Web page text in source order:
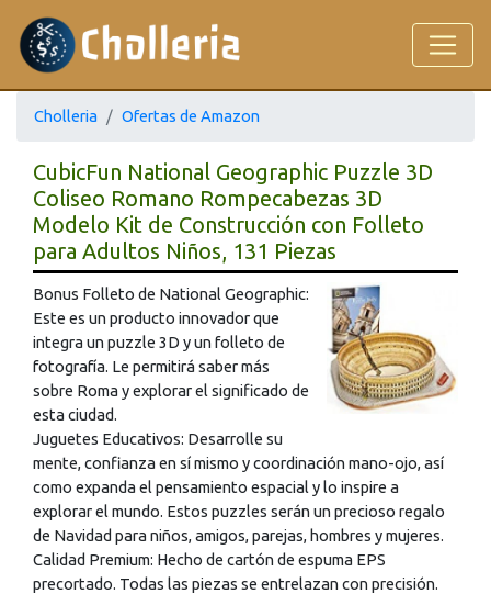
Cholleria Ofertas de Amazon
CubicFun National Geographic Puzzle 3D
Coliseo Romano Rompecabezas 3D
Modelo Kit de Construcción con Folleto
para Adultos Niños, 131 Piezas
Bonus Folleto de National Geographic:
Este es un producto innovador que
integra un puzzle 3D y un folleto de
fotografía. Le permitirá saber más
sobre Roma y explorar el significado de
esta ciudad.
Juguetes Educativos: Desarrolle su
mente, confianza en sí mismo y coordinación mano-ojo, así
como expanda el pensamiento espacial y lo inspire a
explorar el mundo. Estos puzzles serán un precioso regalo
de Navidad para niños, amigos, parejas, hombres y mujeres.
Calidad Premium: Hecho de cartón de espuma EPS
precortado. Todas las piezas se entrelazan con precisión.